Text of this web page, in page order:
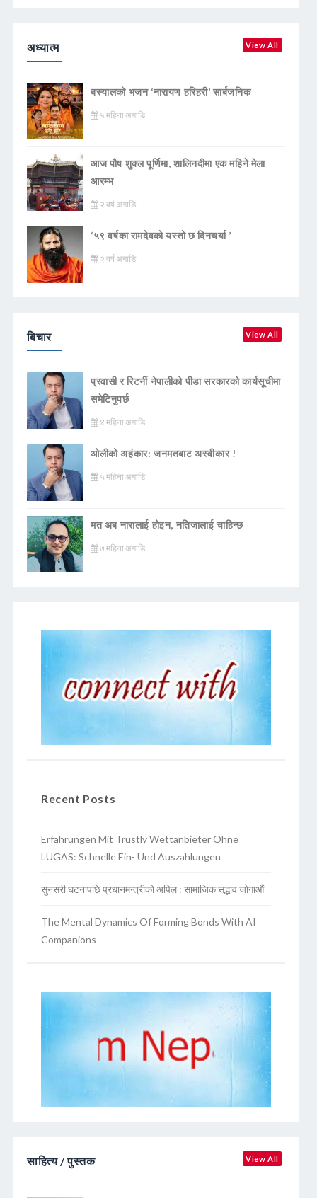
अध्यात्म View All
बस्यालको भजन ‘नारायण हरिहरी’ सार्बजनिक
५ महिना अगाडि
आज पौष शुक्ल पूर्णिमा, शालिनदीमा एक महिने मेला
आरम्भ
२ वर्ष अगाडि
‘५९ वर्षका रामदेवकाे यस्ताे छ दिनचर्या ’
२ वर्ष अगाडि
बिचार View All
प्रवासी र रिटर्नी नेपालीको पीडा सरकारको कार्यसूचीमा
समेटिनुपर्छ
४ महिना अगाडि
ओलीको अहंकार: जनमतबाट अस्वीकार !
५ महिना अगाडि
मत अब नारालाई होइन, नतिजालाई चाहिन्छ
७ महिना अगाडि
Recent Posts
Erfahrungen Mit Trustly Wettanbieter Ohne
LUGAS: Schnelle Ein- Und Auszahlungen
सुनसरी घटनापछि प्रधानमन्त्रीको अपिल : सामाजिक सद्भाव जोगाऔं
The Mental Dynamics Of Forming Bonds With AI
Companions
साहित्य / पुस्तक View All